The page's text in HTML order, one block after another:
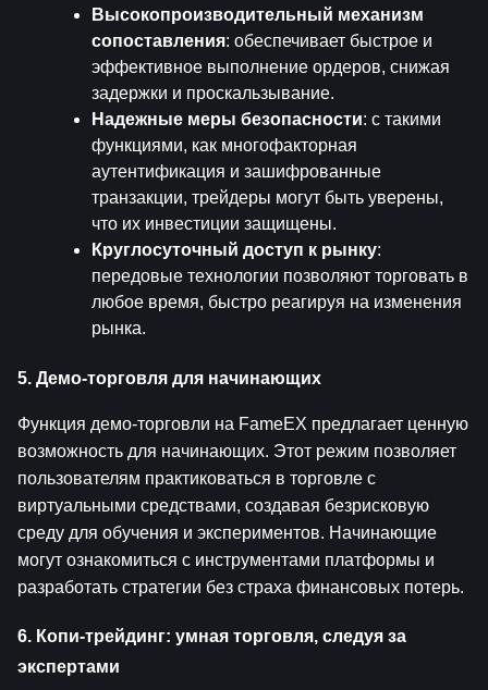
Высокопроизводительный механизм
сопоставления: обеспечивает быстрое и
эффективное выполнение ордеров, снижая
задержки и проскальзывание.
Надежные меры безопасности: с такими
функциями, как многофакторная
аутентификация и зашифрованные
транзакции, трейдеры могут быть уверены,
что их инвестиции защищены.
Круглосуточный доступ к рынку:
передовые технологии позволяют торговать в
любое время, быстро реагируя на изменения
рынка.
5. Демо-торговля для начинающих
Функция демо-торговли на FameEX предлагает ценную
возможность для начинающих. Этот режим позволяет
пользователям практиковаться в торговле с
виртуальными средствами, создавая безрисковую
среду для обучения и экспериментов. Начинающие
могут ознакомиться с инструментами платформы и
разработать стратегии без страха финансовых потерь.
6. Копи-трейдинг: умная торговля, следуя за
экспертами